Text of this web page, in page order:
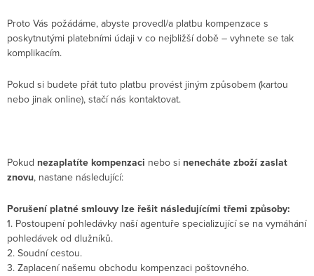
Proto Vás požádáme, abyste provedl/a platbu kompenzace s
poskytnutými platebními údaji v co nejbližší době – vyhnete se tak
komplikacím.
Pokud si budete přát tuto platbu provést jiným způsobem (kartou
nebo jinak online), stačí nás kontaktovat.
Pokud nezaplatíte kompenzaci nebo si nenecháte zboží zaslat
znovu, nastane následující:
Porušení platné smlouvy lze řešit následujícími třemi způsoby:
1. Postoupení pohledávky naší agentuře specializující se na vymáhání
pohledávek od dlužníků.
2. Soudní cestou.
3. Zaplacení našemu obchodu kompenzaci poštovného.